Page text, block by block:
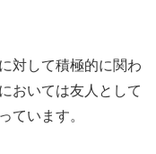
対して積極的に関わ
おいては友人として
ています。